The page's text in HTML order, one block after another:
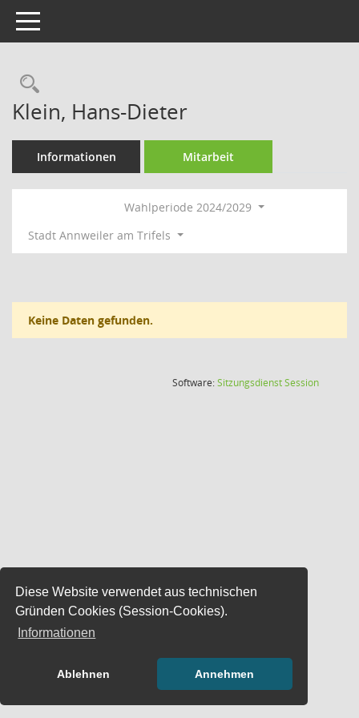
Diese Website verwendet aus technischen
Gründen Cookies (Session-Cookies).
Informationen
Ablehnen Annehmen
Toggle navigation
Rechercheauswahl
Klein, Hans-Dieter
Informationen Mitarbeit
Wahlperiode 2024/2029
Stadt Annweiler am Trifels
Keine Daten gefunden.
Software:SitzungsdienstSession(Wird in